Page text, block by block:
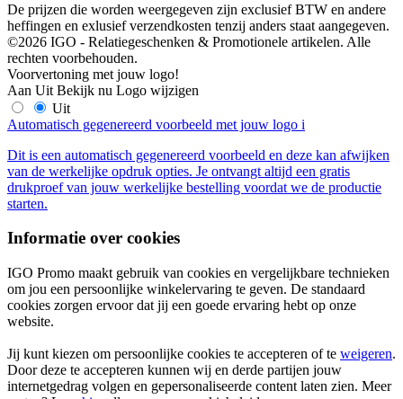
De prijzen die worden weergegeven zijn exclusief BTW en andere
heffingen en exlusief verzendkosten tenzij anders staat aangegeven.
©2026 IGO - Relatiegeschenken & Promotionele artikelen. Alle
rechten voorbehouden.
Voorvertoning met jouw logo!
Aan Uit Bekijk nu Logo wijzigen
Uit
Automatisch gegenereerd voorbeeld met jouw logo i
Dit is een automatisch gegenereerd voorbeeld en deze kan afwijken
van de werkelijke opdruk opties. Je ontvangt altijd een gratis
drukproef van jouw werkelijke bestelling voordat we de productie
starten.
Informatie over cookies
IGO Promo maakt gebruik van cookies en vergelijkbare technieken
om jou een persoonlijke winkelervaring te geven. De standaard
cookies zorgen ervoor dat jij een goede ervaring hebt op onze
website.
Jij kunt kiezen om persoonlijke cookies te accepteren of te weigeren.
Door deze te accepteren kunnen wij en derde partijen jouw
internetgedrag volgen en gepersonaliseerde content laten zien. Meer